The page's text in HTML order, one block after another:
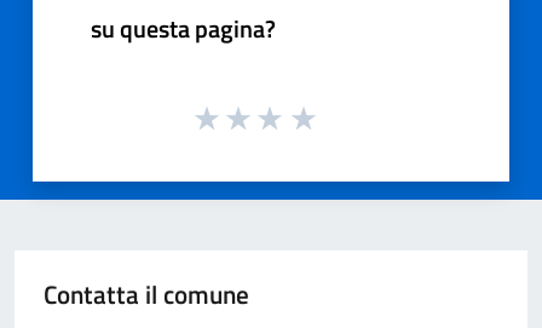
su questa pagina?
Contatta il comune